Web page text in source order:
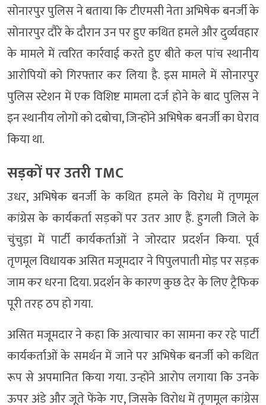
सोनारपुर पुलिस ने बताया कि टीएमसी नेता अभिषेक बनर्जी के
सोनारपुर दौरे के दौरान उन पर हुए कथित हमले और दुर्व्यवहार
के मामले में त्वरित कार्रवाई करते हुए बीते कल पांच स्थानीय
आरोपियों को गिरफ्तार कर लिया है. इस मामले में सोनारपुर
पुलिस स्टेशन में एक विशिष्ट मामला दर्ज होने के बाद पुलिस ने
इन स्थानीय लोगों को दबोचा, जिन्होंने अभिषेक बनर्जी का घेराव
किया था.
सड़कों पर उतरी TMC
उधर, अभिषेक बनर्जी के कथित हमले के विरोध में तृणमूल
कांग्रेस के कार्यकर्ता सड़कों पर उतर आए हैं. हुगली जिले के
चुंचुड़ा में पार्टी कार्यकर्ताओं ने जोरदार प्रदर्शन किया. पूर्व
तृणमूल विधायक असित मजूमदार ने पिपुलपाती मोड़ पर सड़क
जाम कर धरना दिया. प्रदर्शन के कारण कुछ देर के लिए ट्रैफिक
पूरी तरह ठप हो गया.
असित मजूमदार ने कहा कि अत्याचार का सामना कर रहे पार्टी
कार्यकर्ताओं के समर्थन में जाने पर अभिषेक बनर्जी को कथित
रूप से अपमानित किया गया. उन्होंने आरोप लगाया कि उनके
ऊपर अंडे और जूते फेंके गए, जिसके विरोध में तृणमूल कांग्रेस